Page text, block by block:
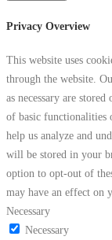
Privacy Overview
This website uses
through the website.
as necessary are
of basic functionalities
help us analyze and
will be stored in your
option to opt-out of
may have an effect on
Necessary
Necessary